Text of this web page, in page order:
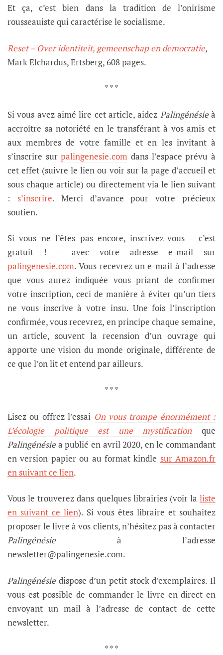
Et ça, c’est bien dans la tradition de l’onirisme
rousseauiste qui caractérise le socialisme.
Reset – Over identiteit, gemeenschap en democratie,
Mark Elchardus, Ertsberg, 608 pages.
* * *
Si vous avez aimé lire cet article, aidez Palingénésieà
accroître sa notoriété en le transférant à vos amis et
aux membres de votre famille et en les invitant à
s’inscrire surpalingenesie.com dans l’espace prévu à
cet effet (suivre le lien ou voir sur la page d’accueil et
sous chaque article) ou directement via le lien suivant
: s’inscrire. Merci d’avance pour votre précieux
soutien.
Si vous ne l’êtes pas encore, inscrivez-vous – c’est
gratuit ! – avec votre adresse e-mail sur
palingenesie.com. Vous recevrez un e-mail à l’adresse
que vous aurez indiquée vous priant de confirmer
votre inscription, ceci de manière à éviter qu’un tiers
ne vous inscrive à votre insu. Une fois l’inscription
confirmée, vous recevrez, en principe chaque semaine,
un article, souvent la recension d’un ouvrage qui
apporte une vision du monde originale, différente de
ce que l’on lit et entend par ailleurs.
* * *
Lisez ou offrez l’essai On vous trompe énormément :
L’écologie politique est une mystificationque
Palingénésiea publié en avril 2020, en le commandant
en version papier ou au format kindle sur Amazon.fr
en suivant ce lien.
Vous le trouverez dans quelques librairies (voir la liste
en suivant ce lien). Si vous êtes libraire et souhaitez
proposer le livre à vos clients, n’hésitez pas à contacter
Palingénésieà l’adresse
newsletter@palingenesie.com.
Palingénésiedispose d’un petit stock d’exemplaires. Il
vous est possible de commander le livre en direct en
envoyant un mail à l’adresse de contact de cette
newsletter.
* * *